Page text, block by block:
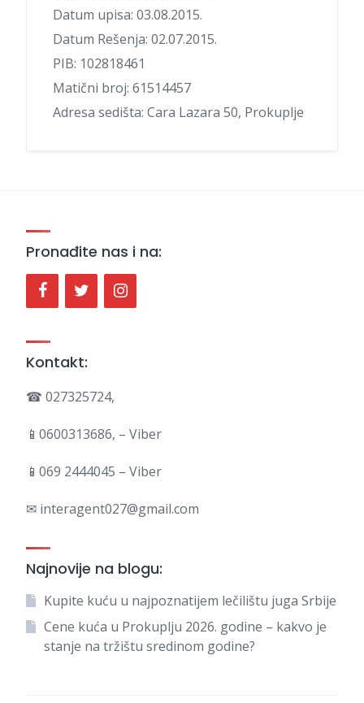
Datum upisa: 03.08.2015.
Datum Rešenja: 02.07.2015.
PIB: 102818461
Matični broj: 61514457
Adresa sedišta: Cara Lazara 50, Prokuplje
Pronađite nas i na:
Kontakt:
☎ 027325724,
📱0600313686, – Viber
📱069 2444045 – Viber
✉ interagent027@gmail.com
Najnovije na blogu:
Kupite kuću u najpoznatijem lečilištu juga Srbije
Cene kuća u Prokuplju 2026. godine – kakvo je
stanje na tržištu sredinom godine?